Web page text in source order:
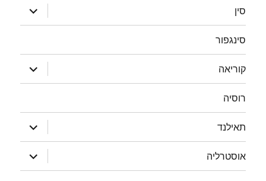
סין
הצג
תפריט
סינגפור
קוריאה
הצג
תפריט
רוסיה
תאילנד
הצג
תפריט
אוסטרליה
הצג
תפריט